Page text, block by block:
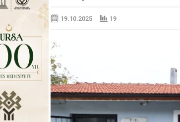
19.10.2025 19